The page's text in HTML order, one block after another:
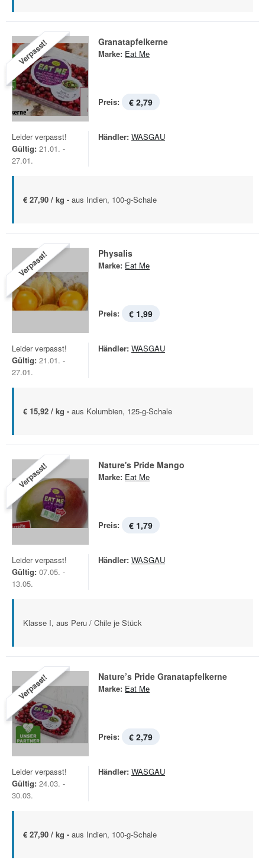
Verpasst! Granatapfelkerne
Marke: Eat Me
Preis: € 2,79
Leider verpasst!
Gültig: 21.01. -
27.01.
Händler: WASGAU
€ 27,90 / kg - aus Indien, 100-g-Schale
Verpasst! Physalis
Marke: Eat Me
Preis: € 1,99
Leider verpasst!
Gültig: 21.01. -
27.01.
Händler: WASGAU
€ 15,92 / kg - aus Kolumbien, 125-g-Schale
Verpasst! Nature's Pride Mango
Marke: Eat Me
Preis: € 1,79
Leider verpasst!
Gültig: 07.05. -
13.05.
Händler: WASGAU
Klasse I, aus Peru / Chile je Stück
Verpasst! Nature’s Pride Granatapfelkerne
Marke: Eat Me
Preis: € 2,79
Leider verpasst!
Gültig: 24.03. -
30.03.
Händler: WASGAU
€ 27,90 / kg - aus Indien, 100-g-Schale